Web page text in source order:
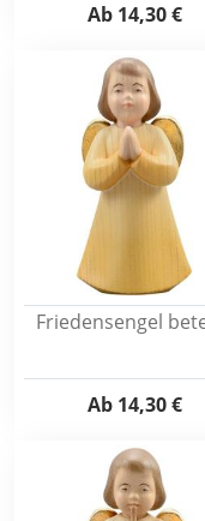
Ab14,30 €
Friedensengel
Ab14,30 €